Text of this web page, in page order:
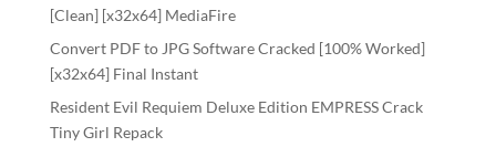
[Clean] [x32x64] MediaFire
Convert PDF to JPG Software Cracked [100% Worked]
[x32x64] Final Instant
Resident Evil Requiem Deluxe Edition EMPRESS Crack
Tiny Girl Repack